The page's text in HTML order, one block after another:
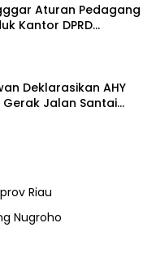
Aturan Pedagang
Kantor DPRD
Deklarasikan AHY
Jalan Santai
Riau
Nugroho